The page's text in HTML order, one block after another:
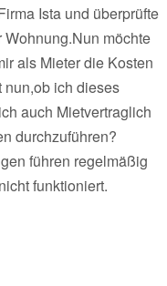
Ista und überprüfte
möchte
als Mieter die Kosten
nun,ob ich dieses
auch Mietvertraglich
durchzuführen?
führen regelmäßig
funktioniert.